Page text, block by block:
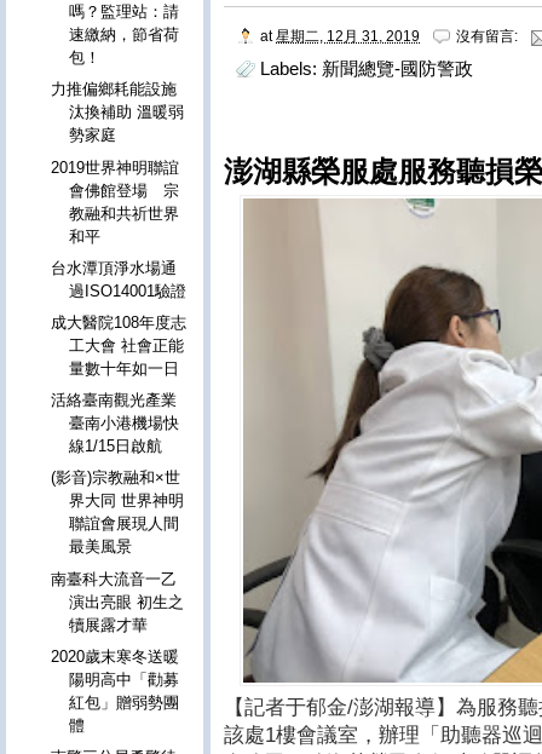
at星期二, 12月 31, 2019 沒有留言:
Labels: 新聞總覽-國防警政
澎湖縣榮服處服務聽損
【記者于郁金/澎湖報導】為服務
該處1樓會議室，辦理「助聽器巡
嗎？監理站：請
速繳納，節省荷
包！
力推偏鄉耗能設施
汰換補助 溫暖弱
勢家庭
2019世界神明聯誼
會佛館登場 宗
教融和共祈世界
和平
台水潭頂淨水場通
過ISO14001驗證
成大醫院108年度志
工大會 社會正能
量數十年如一日
活絡臺南觀光產業
臺南小港機場快
線1/15日啟航
(影音)宗教融和×世
界大同 世界神明
聯誼會展現人間
最美風景
南臺科大流音一乙
演出亮眼 初生之
犢展露才華
2020歲末寒冬送暖
陽明高中「勸募
紅包」贈弱勢團
體